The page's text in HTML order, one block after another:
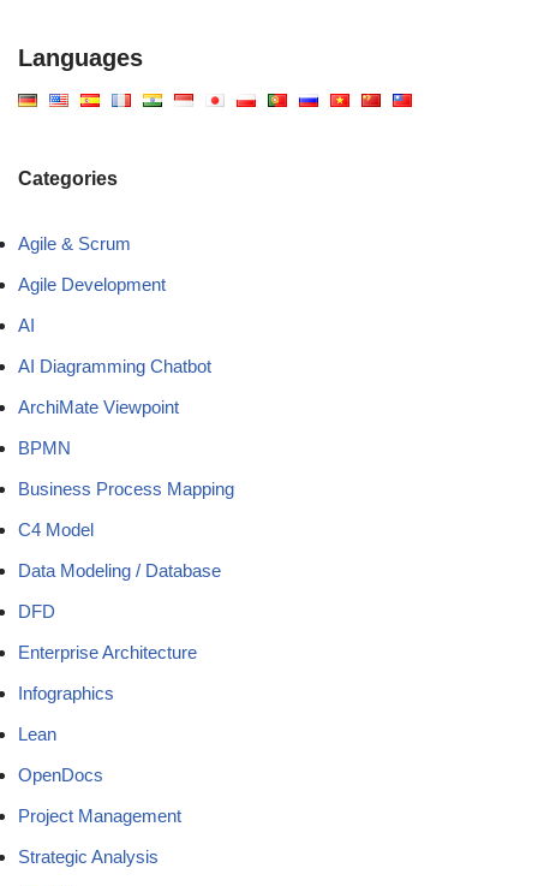
Languages
Categories
Agile & Scrum
Agile Development
AI
AI Diagramming Chatbot
ArchiMate Viewpoint
BPMN
Business Process Mapping
C4 Model
Data Modeling / Database
DFD
Enterprise Architecture
Infographics
Lean
OpenDocs
Project Management
Strategic Analysis